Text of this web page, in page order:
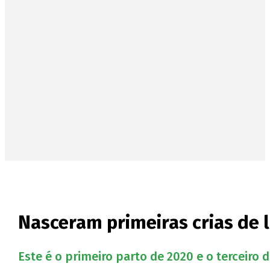
Nasceram primeiras crias de
Este é o primeiro parto de 2020 e o terceiro